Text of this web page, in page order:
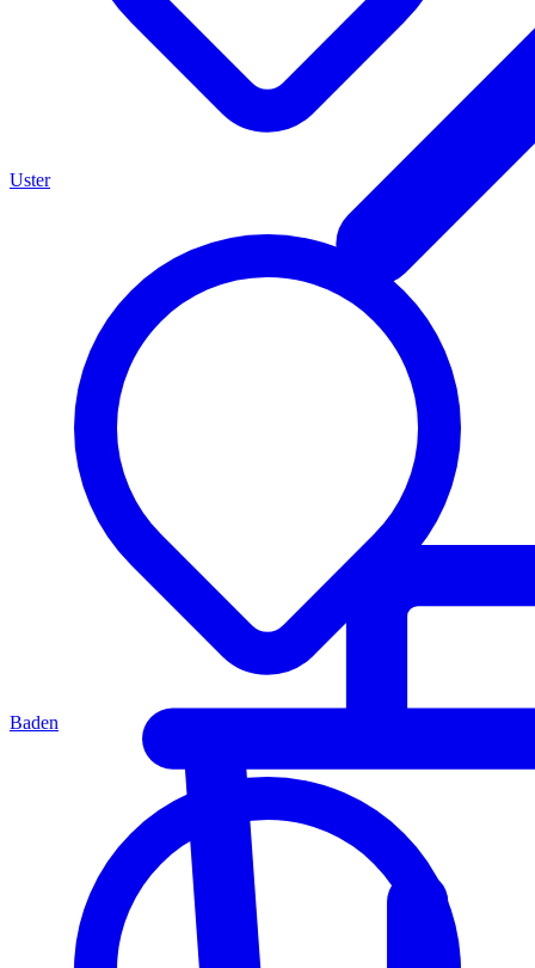
Uster
Baden